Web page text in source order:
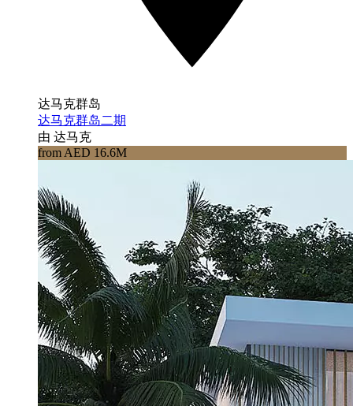
达马克群岛
达马克群岛二期
由 达马克
from AED 16.6M